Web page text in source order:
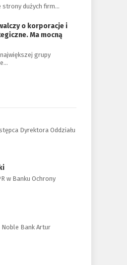
strony dużych firm…
o korporacje i
Ma mocną
grupy
Dyrektora Oddziału
w Banku Ochrony
Noble Bank Artur